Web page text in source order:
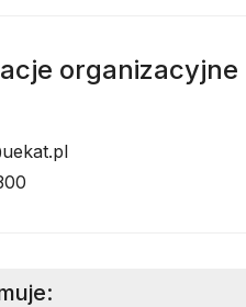
organizacyjne
: